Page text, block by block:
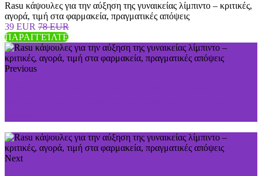
Rasu κάψουλες για την αύξηση της γυναικείας λίμπιντο – κριτικές,
αγορά, τιμή στα φαρμακεία, πραγματικές απόψεις
39 EUR 78 EUR
ΠΑΡΑΓΓΕΊΛΤΕ
Previous
Next